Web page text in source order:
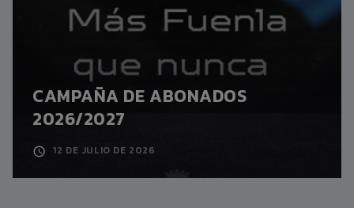
CAMPAÑA DE ABONADOS
2026/2027
12 DE JULIO DE 2026